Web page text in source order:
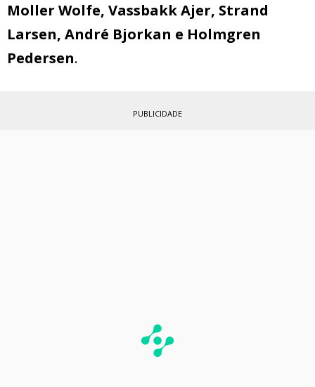
Moller Wolfe, Vassbakk Ajer, Strand
Larsen, André Bjorkan e Holmgren
Pedersen.
PUBLICIDADE